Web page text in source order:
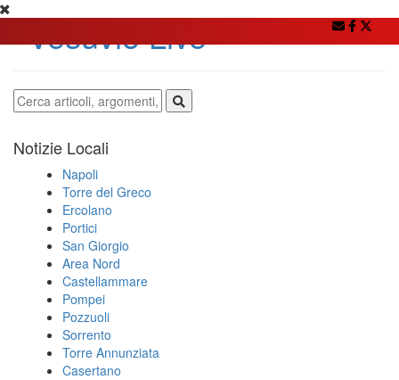
Notizie Locali
Napoli
Torre del Greco
Ercolano
Portici
San Giorgio
Area Nord
Castellammare
Pompei
Pozzuoli
Sorrento
Torre Annunziata
Casertano